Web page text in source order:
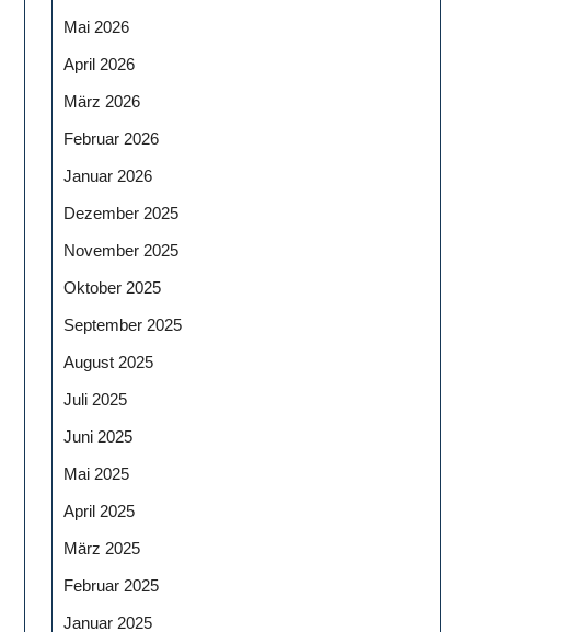
Mai 2026
April 2026
März 2026
Februar 2026
Januar 2026
Dezember 2025
November 2025
Oktober 2025
September 2025
August 2025
Juli 2025
Juni 2025
Mai 2025
April 2025
März 2025
Februar 2025
Januar 2025